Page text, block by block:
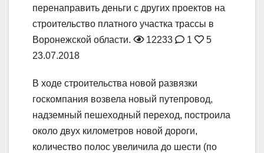
перенаправить деньги с других проектов на
строительство платного участка трассы в
Воронежской области.
12233 1
5
23.07.2018
В ходе строительства новой развязки
госкомпания возвела новый путепровод,
надземный пешеходный переход, построила
около двух километров новой дороги,
количество полос увеличила до шести (по